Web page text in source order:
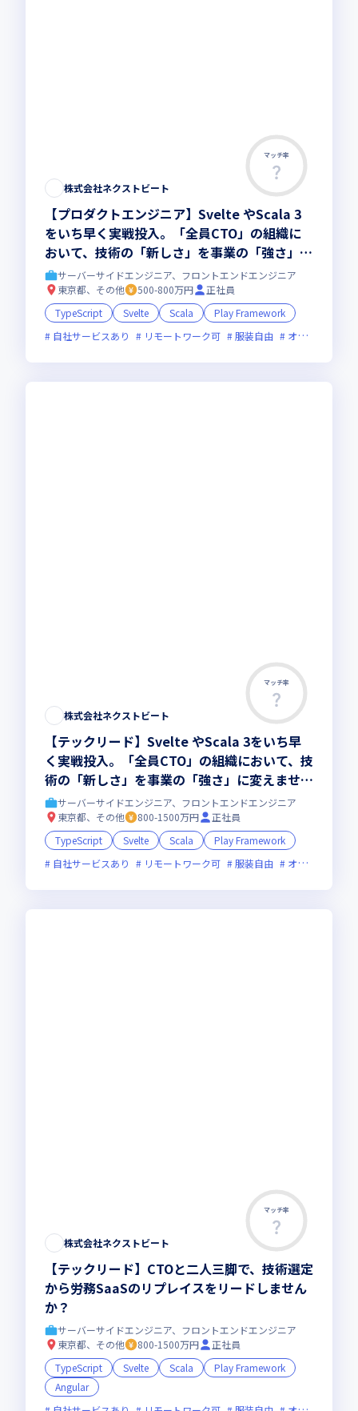
マッチ率
株式会社ネクストビート
【プロダクトエンジニア】Svelte やScala 3
をいち早く実戦投入。「全員CTO」の組織に
おいて、技術の「新しさ」を事業の「強さ」に
変えませんか？
サーバーサイドエンジニア、フロントエンドエンジニア
東京都、その他
500-800万円
正社員
TypeScript
Svelte Scala
Play Framework
自社サービスあり
リモートワーク可 服装自由 オンライン選考可
マッチ率
株式会社ネクストビート
【テックリード】Svelte やScala 3をいち早
く実戦投入。「全員CTO」の組織において、技
術の「新しさ」を事業の「強さ」に変えません
か？サーバーサイドエンジニア、フロントエンドエンジニア
東京都、その他
800-1500万円
正社員
TypeScript
Svelte Scala
Play Framework
自社サービスあり
リモートワーク可 服装自由 オンライン選考可
マッチ率
株式会社ネクストビート
【テックリード】CTOと二人三脚で、技術選定
から労務SaaSのリプレイスをリードしません
か？
サーバーサイドエンジニア、フロントエンドエンジニア
東京都、その他
800-1500万円
正社員
TypeScript
Svelte Scala
Play Framework
Angular